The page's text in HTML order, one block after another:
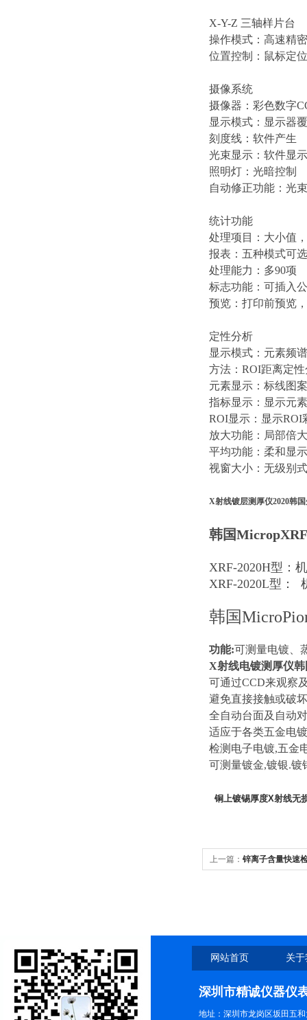
X-Y-Z 三轴样片台
操作模式：高速精
位置控制：鼠标定
摄像系统
摄像器：彩色数字
显示模式：显示器
刻度线：软件产生
光束显示：软件显
照明灯：光暗控制
自动修正功能：光
统计功能
处理项目：大小值
报表：五种模式可选
处理能力：多90项
标志功能：可插入
预览：打印前预览
定性分析
显示模式：元素频
方法：ROI距离定
元素显示：标线图
指标显示：显示元
ROI显示：显示ROI
放大功能：局部倍大
平均功能：柔和显
视窗大小：无级别
X射线镀层测厚仪2020韩
韩国
XRF-2020H型：
XRF-2020L型：
韩国
功能:可测量电镀、
X射线电镀测厚仪韩
可通过CCD来观察
避免直接接触或破
全自动台面及自动
适应于各类五金电
检测电子电镀,五金
可测量镀金,镀银.镀
铜上镀锡厚度X射线无
上一篇： 锌离子含量快速
网站首页 关
深圳市精诚仪器仪
地址：深圳市龙岗区坂田五